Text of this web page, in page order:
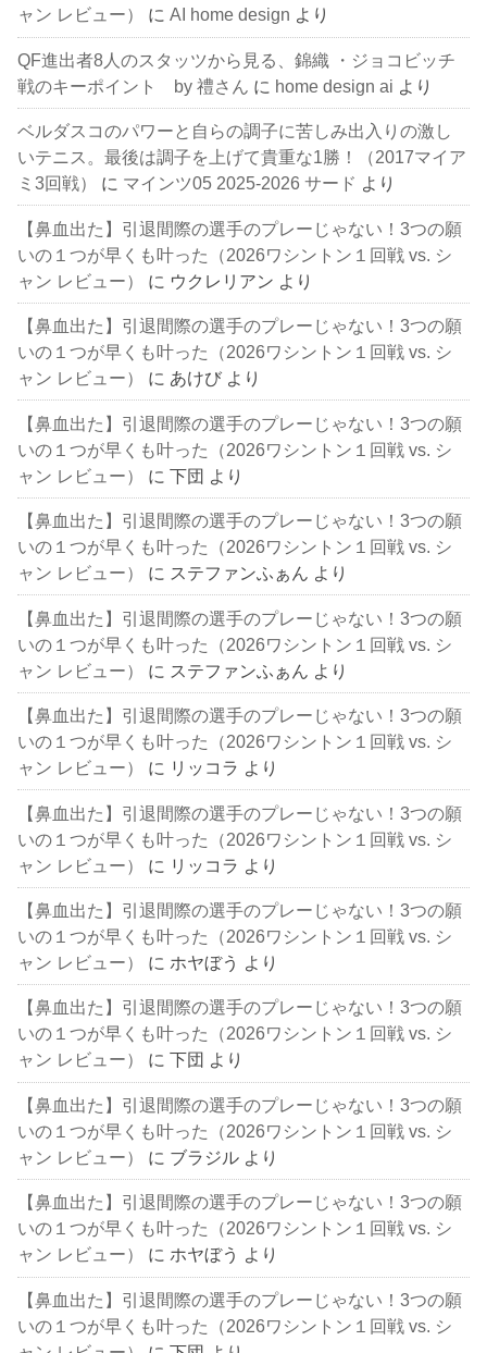
ャン レビュー）
にAI home design より
QF進出者8人のスタッツから見る、錦織 ・ジョコビッチ
戦のキーポイント by 禮さん に home design ai より
ベルダスコのパワーと自らの調子に苦しみ出入りの激し
いテニス。最後は調子を上げて貴重な1勝！（2017マイア
ミ3回戦）
に マインツ05 2025-2026 サード より
【鼻血出た】引退間際の選手のプレーじゃない！3つの願
いの１つが早くも叶った（2026ワシントン１回戦 vs. シ
ャン レビュー）
に ウクレリアン より
【鼻血出た】引退間際の選手のプレーじゃない！3つの願
いの１つが早くも叶った（2026ワシントン１回戦 vs. シ
ャン レビュー）
に あけび より
【鼻血出た】引退間際の選手のプレーじゃない！3つの願
いの１つが早くも叶った（2026ワシントン１回戦 vs. シ
ャン レビュー）
に下団 より
【鼻血出た】引退間際の選手のプレーじゃない！3つの願
いの１つが早くも叶った（2026ワシントン１回戦 vs. シ
ャン レビュー）
に ステファンふぁん より
【鼻血出た】引退間際の選手のプレーじゃない！3つの願
いの１つが早くも叶った（2026ワシントン１回戦 vs. シ
ャン レビュー）
に ステファンふぁん より
【鼻血出た】引退間際の選手のプレーじゃない！3つの願
いの１つが早くも叶った（2026ワシントン１回戦 vs. シ
ャン レビュー）
に リッコラ より
【鼻血出た】引退間際の選手のプレーじゃない！3つの願
いの１つが早くも叶った（2026ワシントン１回戦 vs. シ
ャン レビュー）
に リッコラ より
【鼻血出た】引退間際の選手のプレーじゃない！3つの願
いの１つが早くも叶った（2026ワシントン１回戦 vs. シ
ャン レビュー）
に ホヤぼう より
【鼻血出た】引退間際の選手のプレーじゃない！3つの願
いの１つが早くも叶った（2026ワシントン１回戦 vs. シ
ャン レビュー）
に下団 より
【鼻血出た】引退間際の選手のプレーじゃない！3つの願
いの１つが早くも叶った（2026ワシントン１回戦 vs. シ
ャン レビュー）
に ブラジル より
【鼻血出た】引退間際の選手のプレーじゃない！3つの願
いの１つが早くも叶った（2026ワシントン１回戦 vs. シ
ャン レビュー）
に ホヤぼう より
【鼻血出た】引退間際の選手のプレーじゃない！3つの願
いの１つが早くも叶った（2026ワシントン１回戦 vs. シ